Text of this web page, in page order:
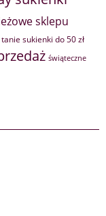
sklepu
tanie sukienki do 50 zł
świąteczne